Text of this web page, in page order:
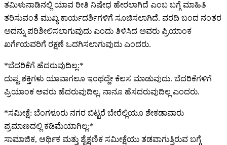
ತಮಿಳುನಾಡಿನಲ್ಲಿ ಯಾವ ರೀತಿ ನಿಷೇಧ ಹೇರಲಾಗಿದೆ ಎಂಬ ಬಗ್ಗೆ ಮಾಹಿತಿ
ತರಿಸುವಂತೆ ಮುಖ್ಯ ಕಾರ್ಯದರ್ಶಿಗಳಿಗೆ ಸೂಚಿಸಲಾಗಿದೆ. ವರದಿ ಬಂದ ನಂತರ
ಅದನ್ನು ಪರಿಶೀಲಿಸಲಾಗುವುದು ಎಂದು ತಿಳಿಸಿದ ಅವರು ಪ್ರಿಯಾಂಕ
ಖರ್ಗೆಯವರಿಗೆ ರಕ್ಷಣೆ ಒದಗಿಸಲಾಗುವುದು ಎಂದರು.
*ಬೆದರಿಕೆಗೆ ಹೆದರುವುದಿಲ್ಲ:*
ದುಷ್ಟ ಶಕ್ತಿಗಳು ಯಾವಾಗಲೂ ಇಂಥದ್ದೇ ಕೆಲಸ ಮಾಡುವುದು. ಬೆದರಿಕೆಗಳಿಗೆ
ಪ್ರಿಯಾಂಕ ಅವರು ಹೆದರುವುದಿಲ್ಲ. ನಾನೂ ಹೆಸದರುವುದಿಲ್ಲ ಎಂದರು.
*ಸಮೀಕ್ಷೆ: ಬೆಂಗಳೂರು ನಗರ ಬಿಟ್ಟರೆ ಬೇರೆಲ್ಲಿಯೂ ಶೇಕಡಾವಾರು
ಪ್ರಮಾಣದಲ್ಲಿ ಕಡಿಮೆಯಾಗಿಲ್ಲ:*
ಸಾಮಾಜಿಕ, ಆರ್ಥಿಕ ಮತ್ತು ಶೈಕ್ಷಣಿಕ ಸಮೀಕ್ಷೆಯು ತಡವಾಗುತ್ತಿರುವ ಬಗ್ಗೆ